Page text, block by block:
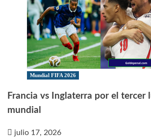
Mundial FIFA 2026
Francia vs Inglaterra por el tercer
mundial
julio 17, 2026